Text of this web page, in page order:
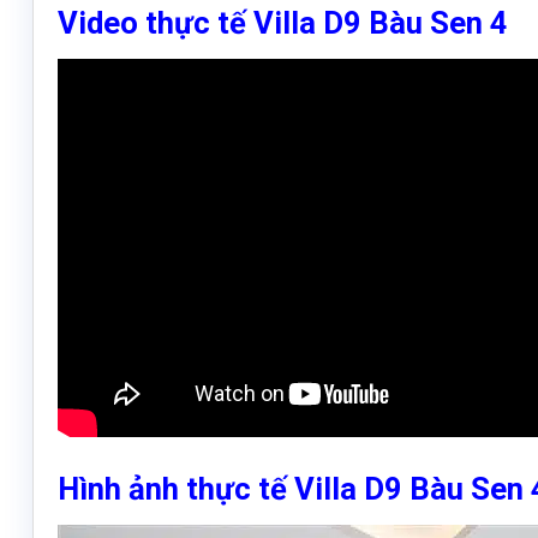
Video thực tế Villa D9 Bàu Sen 4
Hình ảnh thực tế Villa D9 Bàu Sen